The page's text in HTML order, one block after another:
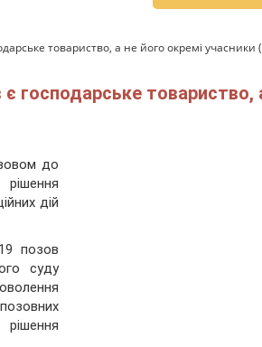
товариство, а не його окремі учасники
господарське товариство,
до
дій
позов
суду